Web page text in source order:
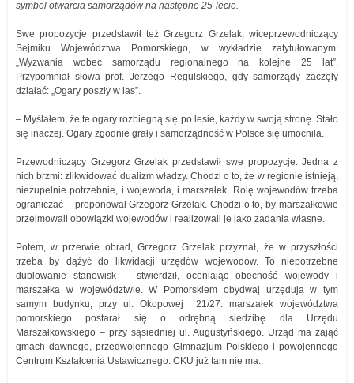
symbol otwarcia samorządów na następne 25-lecie.
Swe propozycje przedstawił też Grzegorz Grzelak, wiceprzewodniczący
Sejmiku Województwa Pomorskiego, w wykładzie zatytułowanym:
„Wyzwania wobec samorządu regionalnego na kolejne 25 lat”.
Przypomniał słowa prof. Jerzego Regulskiego, gdy samorządy zaczęły
działać: „Ogary poszły w las”.
– Myślałem, że te ogary rozbiegną się po lesie, każdy w swoją stronę. Stało
się inaczej. Ogary zgodnie grały i samorządność w Polsce się umocniła.
Przewodniczący Grzegorz Grzelak przedstawił swe propozycje. Jedna z
nich brzmi: zlikwidować dualizm władzy. Chodzi o to, że w regionie istnieją,
niezupełnie potrzebnie, i wojewoda, i marszałek. Rolę wojewodów trzeba
ograniczać – proponował Grzegorz Grzelak. Chodzi o to, by marszałkowie
przejmowali obowiązki wojewodów i realizowali je jako zadania własne.
Potem, w przerwie obrad, Grzegorz Grzelak przyznał, że w przyszłości
trzeba by dążyć do likwidacji urzędów wojewodów. To niepotrzebne
dublowanie stanowisk – stwierdził, oceniając obecność wojewody i
marszałka w województwie. W Pomorskiem obydwaj urzędują w tym
samym budynku, przy ul. Okopowej 21/27. marszałek województwa
pomorskiego postarał się o odrębną siedzibę dla Urzędu
Marszałkowskiego – przy sąsiedniej ul. Augustyńskiego. Urząd ma zająć
gmach dawnego, przedwojennego Gimnazjum Polskiego i powojennego
Centrum Kształcenia Ustawicznego. CKU już tam nie ma..